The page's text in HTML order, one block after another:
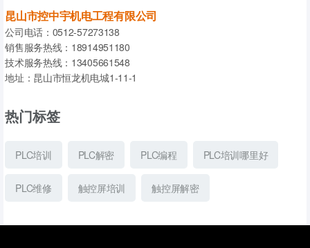
昆山市控中宇机电工程有限公司
公司电话：0512-57273138
销售服务热线：18914951180
技术服务热线：13405661548
地址：昆山市恒龙机电城1-11-1
热门标签
PLC培训 PLC解密 PLC编程 PLC培训哪里好
PLC维修 触控屏培训 触控屏解密